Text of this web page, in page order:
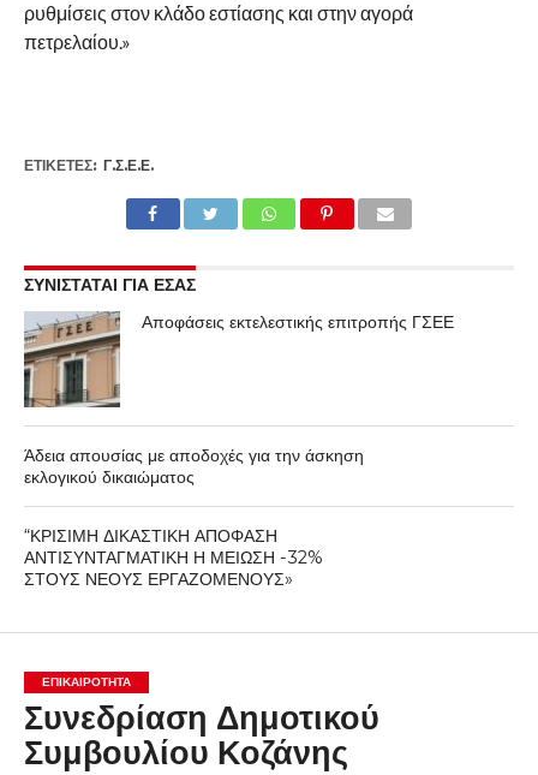
ρυθμίσεις στον κλάδο εστίασης και στην αγορά
πετρελαίου.»
ΕΤΙΚΕΤΕΣ: Γ.Σ.Ε.Ε.
ΣΥΝΙΣΤΑΤΑΙ ΓΙΑ ΕΣΑΣ
Αποφάσεις εκτελεστικής επιτροπής ΓΣΕΕ
Άδεια απουσίας με αποδοχές για την άσκηση
εκλογικού δικαιώματος
“ΚΡΙΣΙΜΗ ΔΙΚΑΣΤΙΚΗ ΑΠΟΦΑΣΗ
ΑΝΤΙΣΥΝΤΑΓΜΑΤΙΚΗ Η ΜΕΙΩΣΗ -32%
ΣΤΟΥΣ ΝΕΟΥΣ ΕΡΓΑΖΟΜΕΝΟΥΣ»
ΕΠΙΚΑΙΡΟΤΗΤΑ
Συνεδρίαση Δημοτικού
Συμβουλίου Κοζάνης